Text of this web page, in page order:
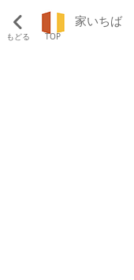
もどる TOP
家いちば